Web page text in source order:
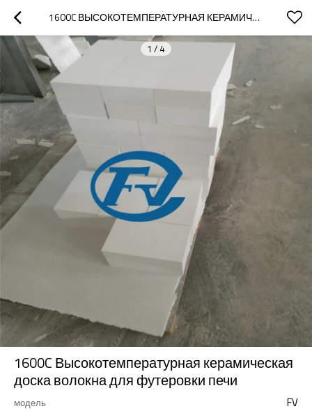
1600C ВЫСОКОТЕМПЕРАТУРНАЯ КЕРАМИЧЕСКАЯ ДОСКА ВОЛОКНА ДЛЯ ФУТЕРОВКИ ПЕЧИ
1 / 4
1600C Высокотемпературная керамическая
доска волокна для футеровки печи
модель FV